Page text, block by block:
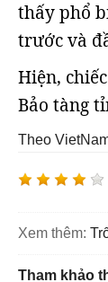
thấy phổ
trước và
Hiện,
Bảo tàng
Theo
Xem thêm:
Tham khảo